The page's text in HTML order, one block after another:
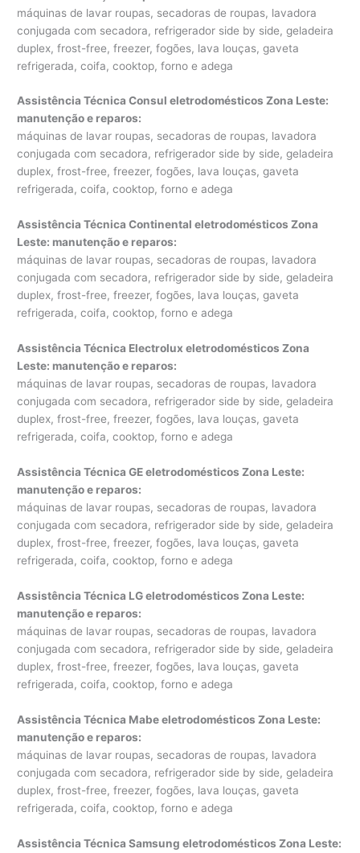
máquinas de lavar roupas, secadoras de roupas, lavadora
conjugada com secadora, refrigerador side by side, geladeira
duplex, frost-free, freezer, fogões, lava louças, gaveta
refrigerada, coifa, cooktop, forno e adega
Assistência Técnica Consul eletrodomésticos Zona Leste:
manutenção e reparos:
máquinas de lavar roupas, secadoras de roupas, lavadora
conjugada com secadora, refrigerador side by side, geladeira
duplex, frost-free, freezer, fogões, lava louças, gaveta
refrigerada, coifa, cooktop, forno e adega
Assistência Técnica Continental eletrodomésticos Zona
Leste: manutenção e reparos:
máquinas de lavar roupas, secadoras de roupas, lavadora
conjugada com secadora, refrigerador side by side, geladeira
duplex, frost-free, freezer, fogões, lava louças, gaveta
refrigerada, coifa, cooktop, forno e adega
Assistência Técnica Electrolux eletrodomésticos Zona
Leste: manutenção e reparos:
máquinas de lavar roupas, secadoras de roupas, lavadora
conjugada com secadora, refrigerador side by side, geladeira
duplex, frost-free, freezer, fogões, lava louças, gaveta
refrigerada, coifa, cooktop, forno e adega
Assistência Técnica GE eletrodomésticos Zona Leste:
manutenção e reparos:
máquinas de lavar roupas, secadoras de roupas, lavadora
conjugada com secadora, refrigerador side by side, geladeira
duplex, frost-free, freezer, fogões, lava louças, gaveta
refrigerada, coifa, cooktop, forno e adega
Assistência Técnica LG eletrodomésticos Zona Leste:
manutenção e reparos:
máquinas de lavar roupas, secadoras de roupas, lavadora
conjugada com secadora, refrigerador side by side, geladeira
duplex, frost-free, freezer, fogões, lava louças, gaveta
refrigerada, coifa, cooktop, forno e adega
Assistência Técnica Mabe eletrodomésticos Zona Leste:
manutenção e reparos:
máquinas de lavar roupas, secadoras de roupas, lavadora
conjugada com secadora, refrigerador side by side, geladeira
duplex, frost-free, freezer, fogões, lava louças, gaveta
refrigerada, coifa, cooktop, forno e adega
Assistência Técnica Samsung eletrodomésticos Zona Leste: